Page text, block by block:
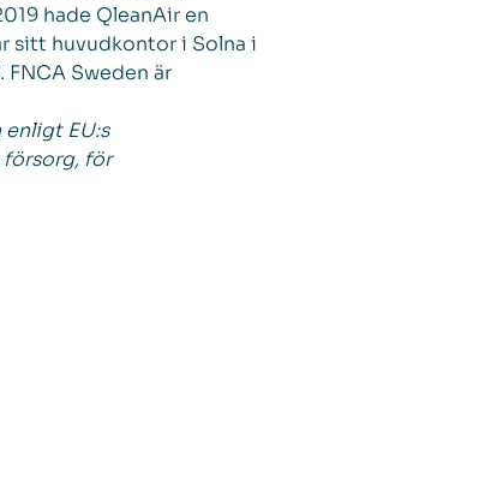
hade QleanAir en
sitt huvudkontor i Solna i
Sweden är
EU:s
för